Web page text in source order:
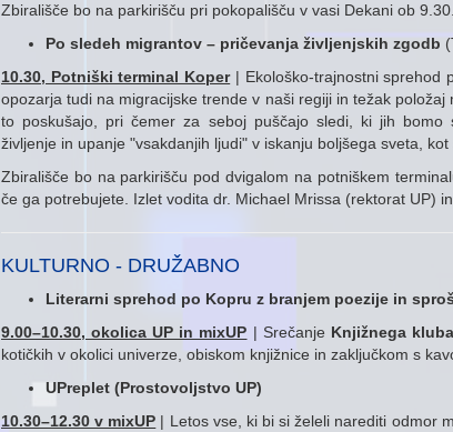
Zbirališče bo na parkirišču pri pokopališču v vasi Dekani ob
Po sledeh migrantov – pričevanja življenjskih zgodb
10.30, Potniški terminal Koper| Ekološko-trajnostni sprehod
opozarja tudi na migracijske trende v naši regiji in težak
to poskušajo, pri čemer za seboj puščajo sledi, ki jih bomo
življenje in upanje "vsakdanjih ljudi" v iskanju boljšega sveta,
Zbirališče bo na parkirišču pod dvigalom na potniškem
če ga potrebujete. Izlet vodita dr. Michael Mrissa (rektorat UP)
KULTURNO - DRUŽABNO
Literarni sprehod po Kopru z branjem poezije in
9.00–10.30, okolica UP in mixUP | Srečanje Knjižnega
kotičkih v okolici univerze, obiskom knjižnice in zaključkom s
UPreplet (Prostovoljstvo UP)
10.30–12.30 v mixUP | Letos vse, ki bi si želeli narediti odmor